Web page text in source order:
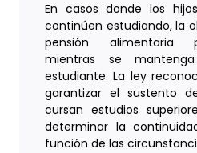
En casos donde los
continúen estudiando, la
pensión alimentaria
mientras se
estudiante. La ley
garantizar el sustento
cursan estudios
determinar la
función de las